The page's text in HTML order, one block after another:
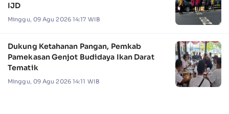
IJD
Minggu, 09 Agu 2026 14:17 WIB
Dukung Ketahanan Pangan, Pemkab
Pamekasan Genjot Budidaya Ikan Darat
Tematik
Minggu, 09 Agu 2026 14:11 WIB